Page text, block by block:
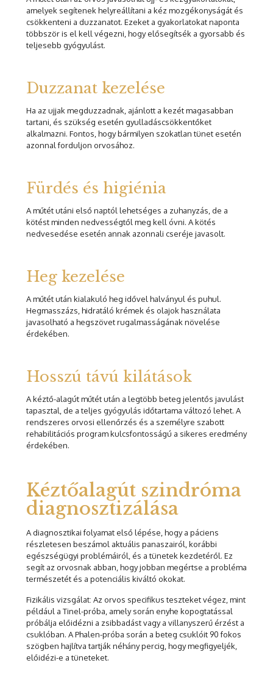
amelyek segítenek helyreállítani a kéz mozgékonyságát és
csökkenteni a duzzanatot. Ezeket a gyakorlatokat naponta
többször is el kell végezni, hogy elősegítsék a gyorsabb és
teljesebb gyógyulást.
Duzzanat kezelése
Ha az ujjak megduzzadnak, ajánlott a kezét magasabban
tartani, és szükség esetén gyulladáscsökkentőket
alkalmazni. Fontos, hogy bármilyen szokatlan tünet esetén
azonnal forduljon orvosához.
Fürdés és higiénia
A műtét utáni első naptól lehetséges a zuhanyzás, de a
kötést minden nedvességtől meg kell óvni. A kötés
nedvesedése esetén annak azonnali cseréje javasolt.
Heg kezelése
A műtét után kialakuló heg idővel halványul és puhul.
Hegmasszázs, hidratáló krémek és olajok használata
javasolható a hegszövet rugalmasságának növelése
érdekében.
Hosszú távú kilátások
A kéztő-alagút műtét után a legtöbb beteg jelentős javulást
tapasztal, de a teljes gyógyulás időtartama változó lehet. A
rendszeres orvosi ellenőrzés és a személyre szabott
rehabilitációs program kulcsfontosságú a sikeres eredmény
érdekében.
Kéztőalagút szindróma
diagnosztizálása
A diagnosztikai folyamat első lépése, hogy a páciens
részletesen beszámol aktuális panaszairól, korábbi
egészségügyi problémáiról, és a tünetek kezdetéről. Ez
segít az orvosnak abban, hogy jobban megértse a probléma
természetét és a potenciális kiváltó okokat.
Fizikális vizsgálat: Az orvos specifikus teszteket végez, mint
például a Tinel-próba, amely során enyhe kopogtatással
próbálja előidézni a zsibbadást vagy a villanyszerű érzést a
csuklóban. A Phalen-próba során a beteg csuklóit 90 fokos
szögben hajlítva tartják néhány percig, hogy megfigyeljék,
előidézi-e a tüneteket.